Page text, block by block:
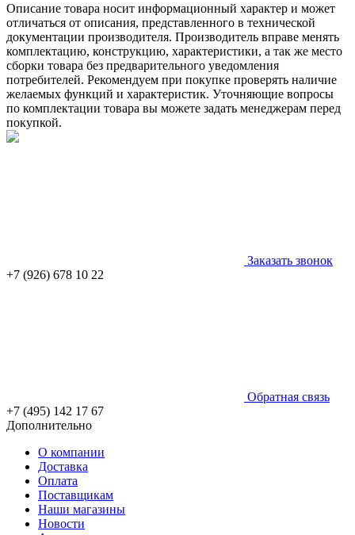
Описание товара носит информационный характер и может
отличаться от описания, представленного в технической
документации производителя. Производитель вправе менять
комплектацию, конструкцию, характеристики, а так же место
сборки товара без предварительного уведомления
потребителей. Рекомендуем при покупке проверять наличие
желаемых функций и характеристик. Уточняющие вопросы
по комплектации товара вы можете задать менеджерам перед
покупкой.
Заказать звонок
+7 (926) 678 10 22
Обратная связь
+7 (495) 142 17 67
Дополнительно
О компании
Доставка
Оплата
Поставщикам
Наши магазины
Новости